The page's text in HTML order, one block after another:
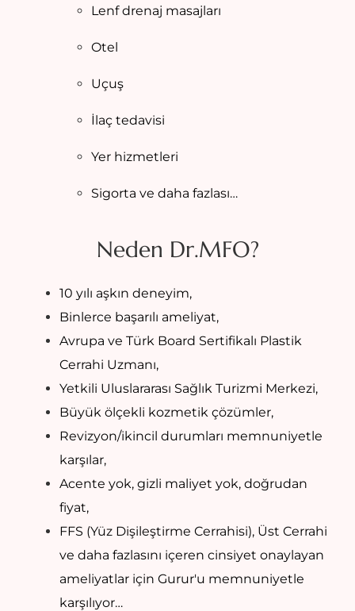
Lenf drenaj masajları
Otel
Uçuş
İlaç tedavisi
Yer hizmetleri
Sigorta ve daha fazlası…
Neden Dr.MFO?
10 yılı aşkın deneyim,
Binlerce başarılı ameliyat,
Avrupa ve Türk Board Sertifikalı Plastik
Cerrahi Uzmanı,
Yetkili Uluslararası Sağlık Turizmi Merkezi,
Büyük ölçekli kozmetik çözümler,
Revizyon/ikincil durumları memnuniyetle
karşılar,
Acente yok, gizli maliyet yok, doğrudan
fiyat,
FFS (Yüz Dişileştirme Cerrahisi), Üst Cerrahi
ve daha fazlasını içeren cinsiyet onaylayan
ameliyatlar için Gurur'u memnuniyetle
karşılıyor…